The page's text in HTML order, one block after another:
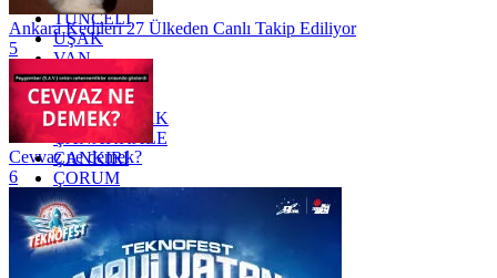
TUNCELİ
UŞAK
VAN
YALOVA
YOZGAT
ZONGULDAK
ÇANAKKALE
ÇANKIRI
ÇORUM
İSTANBUL
İZMİR
ŞANLIURFA
ŞIRNAK
Ankara Kedileri 27 Ülkeden Canlı Takip Ediliyor
5
Cevvaz ne demek?
6